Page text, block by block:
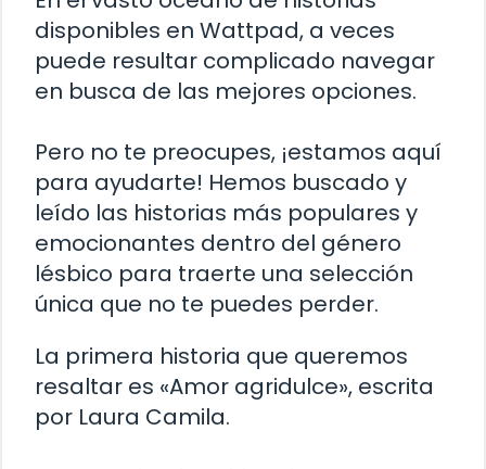
disponibles en Wattpad, a veces
puede resultar complicado navegar
en busca de las mejores opciones.
Pero no te preocupes, ¡estamos aquí
para ayudarte! Hemos buscado y
leído las historias más populares y
emocionantes dentro del género
lésbico para traerte una selección
única que no te puedes perder.
La primera historia que queremos
resaltar es «Amor agridulce», escrita
por Laura Camila.